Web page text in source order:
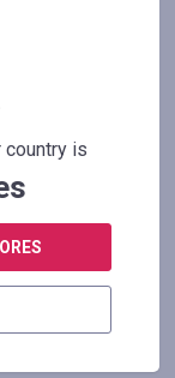
country is